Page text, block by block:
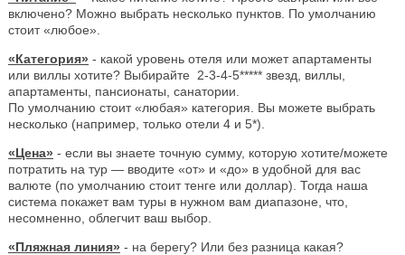
включено? Можно выбрать несколько пунктов. По умолчанию
стоит «любое».
«Категория» - какой уровень отеля или может апартаменты
или виллы хотите? Выбирайте 2-3-4-5***** звезд, виллы,
апартаменты, пансионаты, санатории.
По умолчанию стоит «любая» категория. Вы можете выбрать
несколько (например, только отели 4 и 5*).
«Цена» - если вы знаете точную сумму, которую хотите/можете
потратить на тур — вводите «от» и «до» в удобной для вас
валюте (по умолчанию стоит тенге или доллар). Тогда наша
система покажет вам туры в нужном вам диапазоне, что,
несомненно, облегчит ваш выбор.
«Пляжная линия» - на берегу? Или без разница какая?